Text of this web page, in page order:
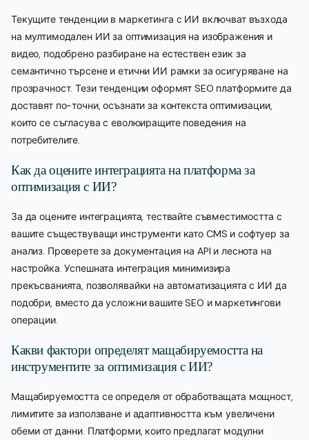
Текущите тенденции в маркетинга с ИИ включват възхода
на мултимодален ИИ за оптимизация на изображения и
видео, подобрено разбиране на естествен език за
семантично търсене и етични ИИ рамки за осигуряване на
прозрачност. Тези тенденции оформят SEO платформите да
доставят по-точни, осъзнати за контекста оптимизации,
които се съгласува с еволюиращите поведения на
потребителите.
Как да оцените интеграцията на платформа за
оптимизация с ИИ?
За да оцените интеграцията, тествайте съвместимостта с
вашите съществуващи инструменти като CMS и софтуер за
анализ. Проверете за документация на API и леснота на
настройка. Успешната интеграция минимизира
прекъсванията, позволявайки на автоматизацията с ИИ да
подобри, вместо да усложни вашите SEO и маркетингови
операции.
Какви фактори определят мащабируемостта на
инструментите за оптимизация с ИИ?
Мащабируемостта се определя от обработващата мощност,
лимитите за използване и адаптивността към увеличени
обеми от данни. Платформи, които предлагат модулни